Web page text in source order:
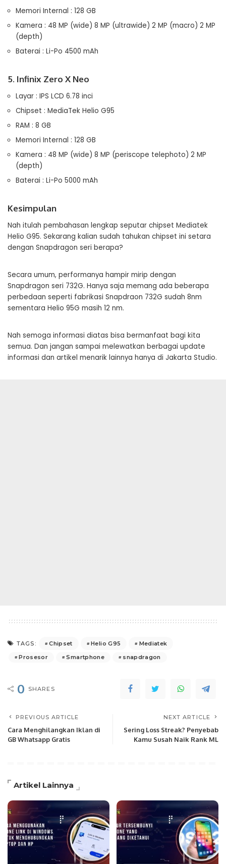
Memori Internal : 128 GB
Kamera : 48 MP (wide) 8 MP (ultrawide) 2 MP (macro) 2 MP
(depth)
Baterai : Li-Po 4500 mAh
5. Infinix Zero X Neo
Layar : IPS LCD 6.78 inci
Chipset : MediaTek Helio G95
RAM : 8 GB
Memori Internal : 128 GB
Kamera : 48 MP (wide) 8 MP (periscope telephoto) 2 MP
(depth)
Baterai : Li-Po 5000 mAh
Kesimpulan
Nah itulah pembahasan lengkap seputar chipset Mediatek
Helio G95. Sekarang kalian sudah tahukan chipset ini setara
dengan Snapdragon seri berapa?
Secara umum, performanya hampir mirip dengan
Snapdragon seri 732G. Hanya saja memang ada beberapa
perbedaan seperti fabrikasi Snapdraon 732G sudah 8nm
sementara Helio 95G masih 12 nm.
Nah semoga informasi diatas bisa bermanfaat bagi kita
semua. Dan jangan sampai melewatkan berbagai update
informasi dan artikel menarik lainnya hanya di Jakarta Studio.
TAGS: Chipset Helio G95
Mediatek
Prosesor
Smartphone snapdragon
0 SHARES
PREVIOUS ARTICLE
Cara Menghilangkan Iklan di
GB Whatsapp Gratis
NEXT ARTICLE
Sering Loss Streak? Penyebab
Kamu Susah Naik Rank ML
Artikel Lainnya